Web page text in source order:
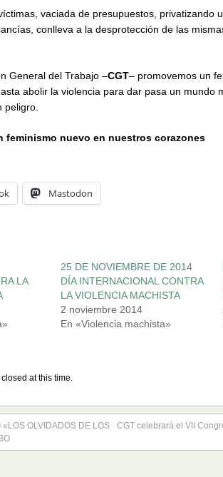
vaciada de presupuestos, privatizando
conlleva a la desprotección de las
General del Trabajo –CGT– promovemos un
abolir la violencia para dar pasa un mundo
peligro.
feminismo nuevo en nuestros corazones
Mastodon
LA
25 DE NOVIEMBRE DE 2014
DÍA INTERNACIONAL CONTRA
LA VIOLENCIA MACHISTA
2 noviembre 2014
En «Violencia machista»
at this time.
OLVIDADOS DE LOS
CGT celebrará el VII